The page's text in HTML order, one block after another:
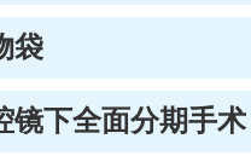
袋
镜下全面分期手术